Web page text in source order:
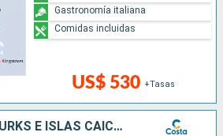
US$ 530 +Tasas
Gastronomía italiana
Comidas incluidas
REP. DOMINICANA, TURKS E ISLAS CAICOS